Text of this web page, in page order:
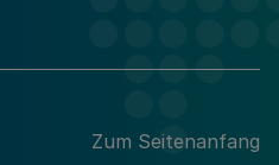
Zum Seitenanfang